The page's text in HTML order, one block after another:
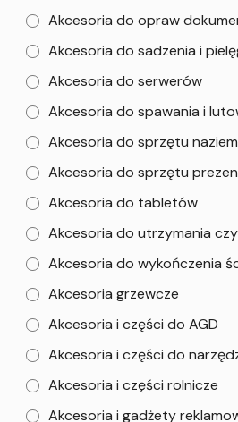
Akcesoria do opraw
Akcesoria do sadzenia i
Akcesoria do serwerów
Akcesoria do spawania i
Akcesoria do sprzętu
Akcesoria do sprzętu
Akcesoria do tabletów
Akcesoria do utrzymania
Akcesoria do wykończenia
Akcesoria grzewcze
Akcesoria i części do AGD
Akcesoria i części do
Akcesoria i części rolnicze
Akcesoria i gadżety